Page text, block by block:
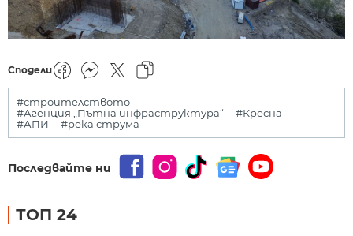
Сподели
#строителството
#Агенция „Пътна инфраструктура“
#Кресна
#АПИ
#река струма
Последвайте ни
ТОП 24